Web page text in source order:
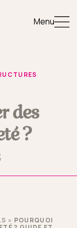
Menu
des
?
» POURQUOI